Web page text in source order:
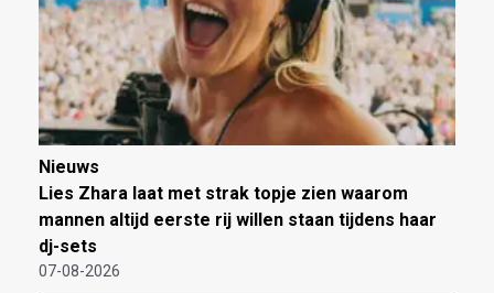
Nieuws
Lies Zhara laat met strak topje zien waarom
mannen altijd eerste rij willen staan tijdens haar
dj-sets
07-08-2026